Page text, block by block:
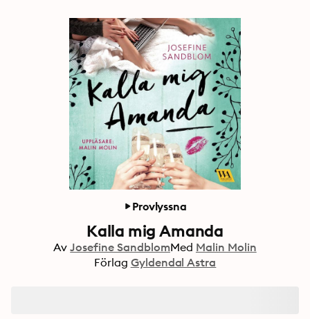
Provlyssna
Kalla mig Amanda
Av Josefine SandblomMed Malin Molin
Förlag Gyldendal Astra